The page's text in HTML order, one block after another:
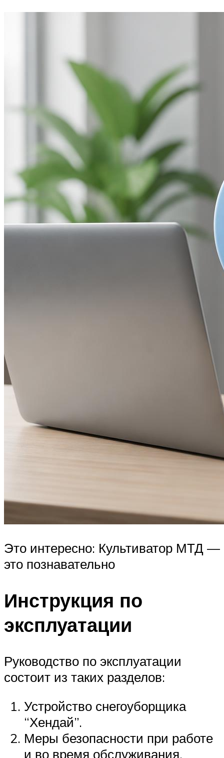
Это интересно: Культиватор МТД —
это познавательно
Инструкция по
эксплуатации
Руководство по эксплуатации
состоит из таких разделов:
Устройство снегоуборщика
“Хендай”.
Меры безопасности при работе
и во время обслуживания.